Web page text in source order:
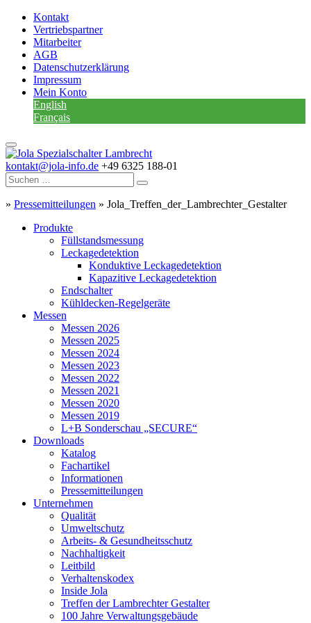
Kontakt
Vertriebspartner
Mitarbeiter
AGB
Datenschutzerklärung
Impressum
Mein Konto
English
Français
kontakt@jola-info.de +49 6325 188-01
» Pressemitteilungen » Jola_Treffen_der_Lambrechter_Gestalter
Produkte
Füllstandsmessung
Leckagedetektion
Konduktive Leckagedetektion
Kapazitive Leckagedetektion
Endschalter
Kühldecken-Regelgeräte
Messen
Messen 2026
Messen 2025
Messen 2024
Messen 2023
Messen 2022
Messen 2021
Messen 2020
Messen 2019
L+B Sonderschau „SECURE“
Downloads
Katalog
Fachartikel
Informationen
Pressemitteilungen
Unternehmen
Qualität
Umweltschutz
Arbeits- & Gesundheitsschutz
Nachhaltigkeit
Leitbild
Verhaltenskodex
Inside Jola
Treffen der Lambrechter Gestalter
100 Jahre Verwaltungsgebäude